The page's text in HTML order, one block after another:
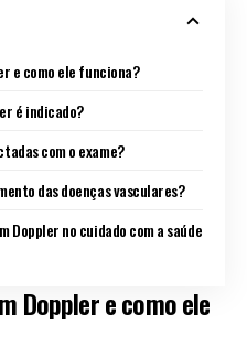
e como ele funciona?
é indicado?
com o exame?
das doenças vasculares?
Doppler no cuidado com a saúde
Doppler e como ele